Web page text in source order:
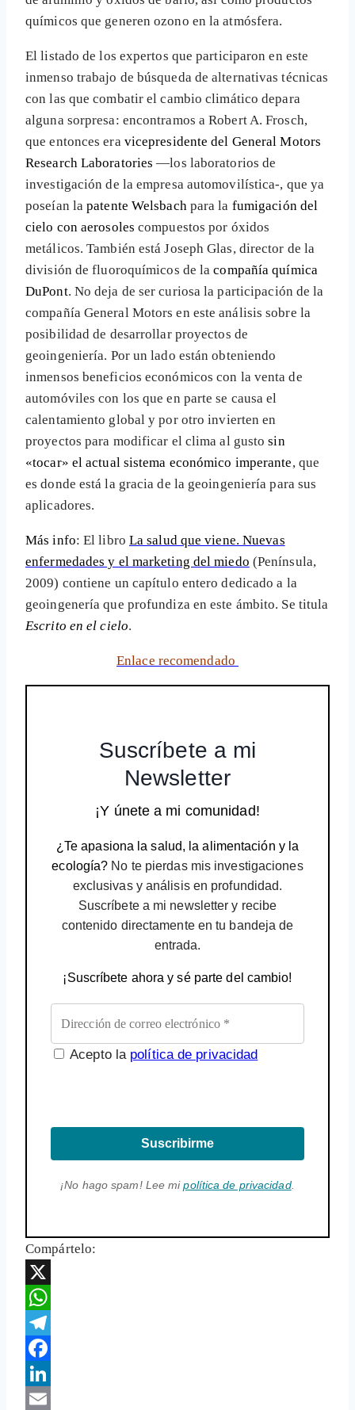
químicos que generen ozono en la atmósfera.
El listado de los expertos que participaron en este
inmenso trabajo de búsqueda de alternativas técnicas
con las que combatir el cambio climático depara
alguna sorpresa: encontramos a Robert A. Frosch,
que entonces era vicepresidente del General Motors
Research Laboratories—los laboratorios de
investigación de la empresa automovilística-, que ya
poseían lapatente Welsbach para la fumigación del
cielo con aerosolescompuestos por óxidos
metálicos. También está Joseph Glas, director de la
división de fluoroquímicos de lacompañía química
DuPont. No deja de ser curiosa la participación de la
compañía General Motors en este análisis sobre la
posibilidad de desarrollar proyectos de
geoingeniería. Por un lado están obteniendo
inmensos beneficios económicos con la venta de
automóviles con los que en parte se causa el
calentamiento global y por otro invierten en
proyectos para modificar el clima al gustosin
«tocar» el actual sistema económico imperante, que
es donde está la gracia de la geoingeniería para sus
aplicadores.
Más info: El libro La salud que viene. Nuevas
enfermedades y el marketing del miedo (Península,
2009) contiene un capítulo entero dedicado a la
geoingenería que profundiza en este ámbito. Se titula
Escrito en el cielo.
Enlace recomendado
Suscríbete a mi
Newsletter
¡Y únete a mi comunidad!
¿Te apasiona la salud, la alimentación y la
ecología? No te pierdas mis investigaciones
exclusivas y análisis en profundidad.
Suscríbete a mi newsletter y recibe
contenido directamente en tu bandeja de
entrada.
¡Suscríbete ahora y sé parte del cambio!
Acepto la política de privacidad
Suscribirme
¡No hago spam! Lee mipolítica de privacidad.
Compártelo:
X
WhatsApp
Telegram
Facebook
LinkedIn